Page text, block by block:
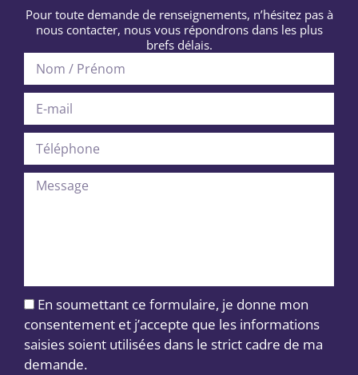
Pour toute demande de renseignements, n’hésitez pas à
nous contacter, nous vous répondrons dans les plus
brefs délais.
En soumettant ce formulaire, je donne mon
consentement et j’accepte que les informations
saisies soient utilisées dans le strict cadre de ma
demande.